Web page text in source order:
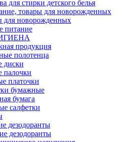
для стирки детского белья
товары для новорожденных
для новорожденных
питание
продукция
полотенца
диски
палочки
платочки
бумажные
бумага
салфетки
дезодоранты
дезодоранты